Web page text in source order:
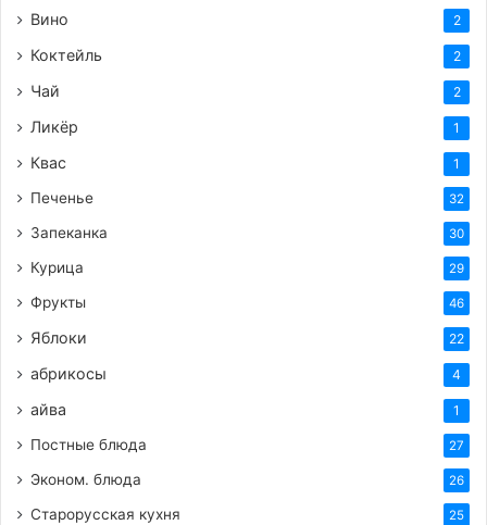
Вино 2
Коктейль 2
Чай 2
Ликёр 1
Квас 1
Печенье 32
Запеканка 30
Курица 29
Фрукты 46
Яблоки 22
абрикосы 4
айва 1
Постные блюда 27
Эконом. блюда 26
Старорусская кухня 25